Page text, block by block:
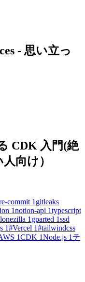
- 思い立っ
CDK 入門(絶
向け）
commit 1 gitleaks
1notion-api 1typescript
1 gparted 1ssd
1#Vercel 1#tailwindcss
1CDK 1Node.js 1 テ